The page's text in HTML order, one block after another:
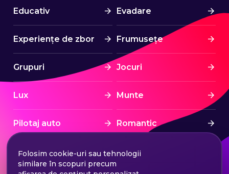
Educativ Evadare
Experiențe de zbor Frumusețe
Grupuri Jocuri
Lux Munte
Pilotaj auto Romantic
Spa & Wellness Sport
Folosim cookie-uri sau tehnologii
similare în scopuri precum